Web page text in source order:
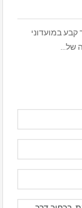
למעלה מ-6 שנים. חבר קבע במועדוני
של…